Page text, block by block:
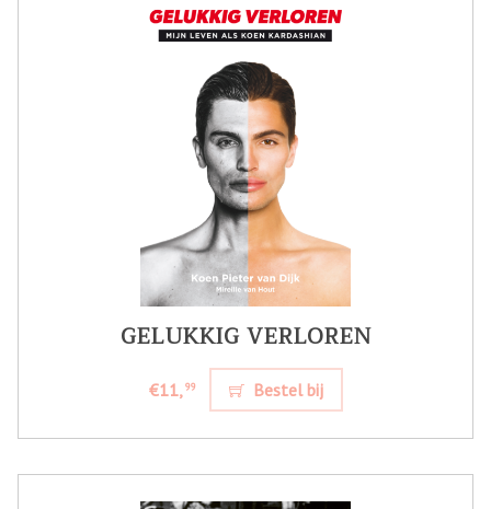
GELUKKIG VERLOREN
€11,99 Bestel bij